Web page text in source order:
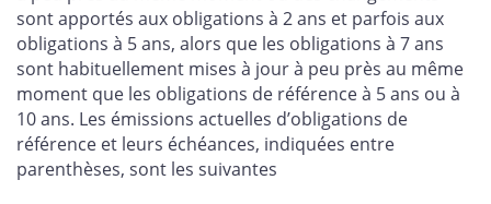
sont apportés aux obligations à 2 ans et parfois aux
obligations à 5 ans, alors que les obligations à 7 ans
sont habituellement mises à jour à peu près au même
moment que les obligations de référence à 5 ans ou à
10 ans. Les émissions actuelles d’obligations de
référence et leurs échéances, indiquées entre
parenthèses, sont les suivantes